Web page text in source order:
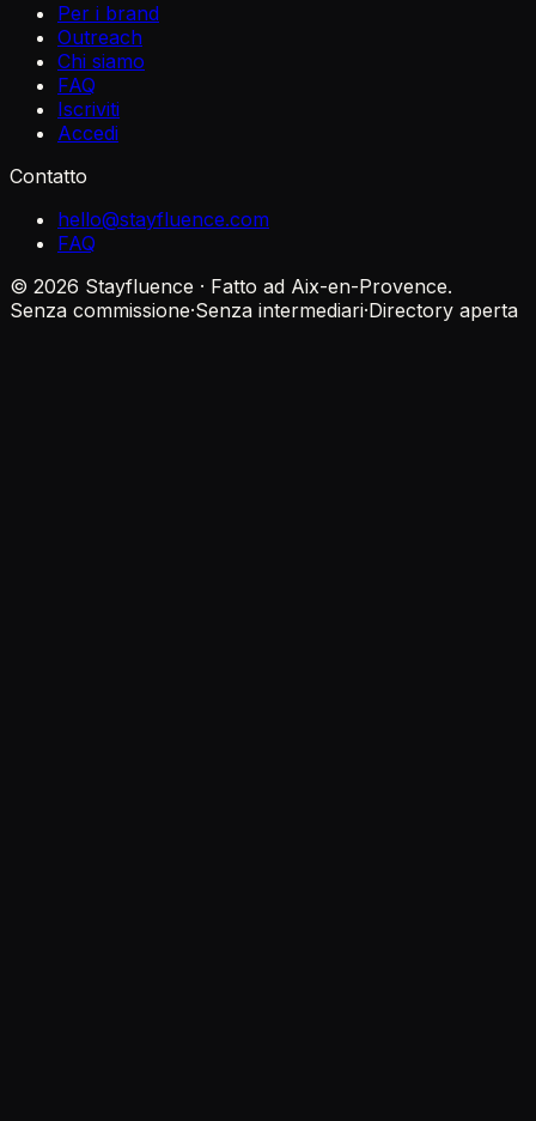
Per i brand
Outreach
Chi siamo
FAQ
Iscriviti
Accedi
Contatto
hello@stayfluence.com
FAQ
© 2026 Stayfluence · Fatto ad Aix-en-Provence.
Senza commissione·Senza intermediari·Directory aperta